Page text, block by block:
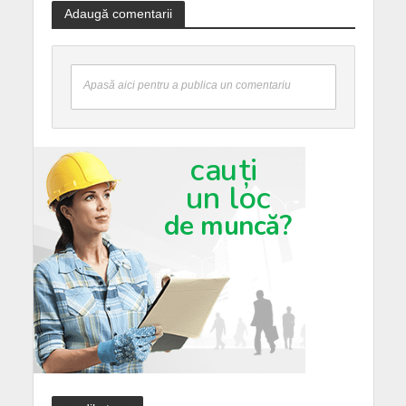
Adaugă comentarii
Apasă aici pentru a publica un comentariu